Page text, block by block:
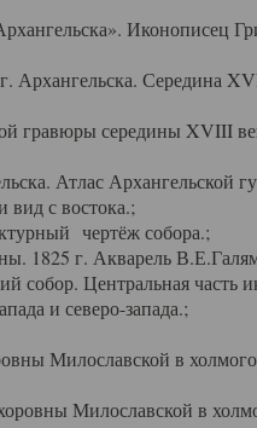
Иконописец
Архангельска. Середина
гравюры середины XVIII
Атлас Архангельской
с востока.;
чертёж собора.;
1825 г. Акварель
Центральная часть
и северо-запада.;
Милославской в
Милославской в